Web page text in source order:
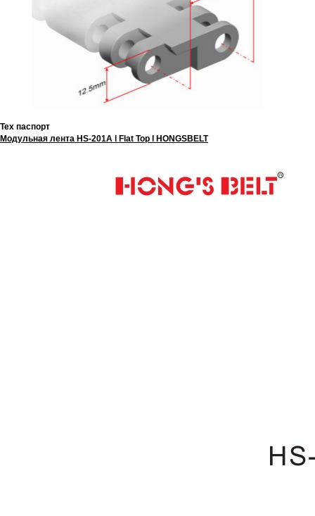
Тех паспорт
Модульная лента HS-201A l Flat Top l HONGSBELT